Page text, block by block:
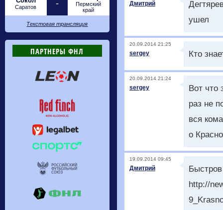
Саратов -
Пермский
край
Текстовая трансляция
ПАРТНЕРЫ ФНЛ
Дмитрий
ушел
20.09.2014 21:25
sergey Кто
20.09.2014 21:24
sergey
Вот что
раз не
вся
о
19.09.2014 09:45
Дмитрий
Быстров
http://